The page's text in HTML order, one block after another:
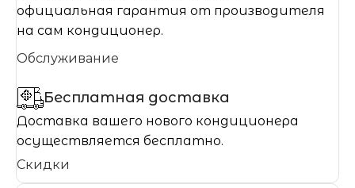
официальная гарантия от производителя
на сам кондиционер.
Обслуживание
Бесплатная доставка
Доставка вашего нового кондиционера
осуществляется бесплатно.
Скидки